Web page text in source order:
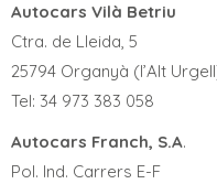
Autocars Vilà Betriu
Ctra. de Lleida, 5
25794 Organyà (l’Alt
Tel: 34 973 383 058
Autocars Franch, S.A.
Pol. Ind. Carrers E-F